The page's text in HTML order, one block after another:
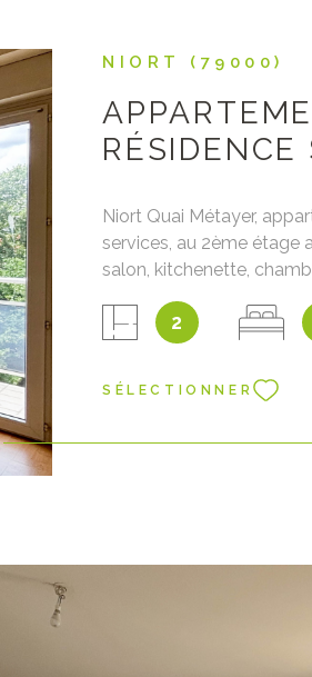
NIORT (79000)
RÉSIDENCE
Niort Quai Métayer,
services, au 2ème étage
salon, kitchenette,
cave et garage
pour en faire deux
d'agence inclus dont
vendeur : 120 000€
2
SÉLECTIONNER